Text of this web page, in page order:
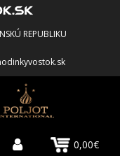
REPUBLIKU
0,00€